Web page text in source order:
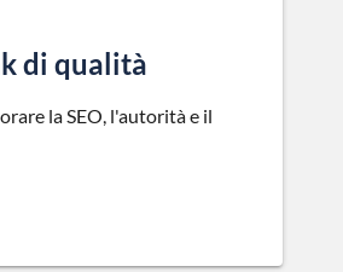
di qualità
la SEO, l'autorità e il